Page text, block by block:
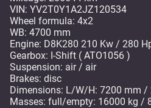
VIN: YV2T0Y1A2JZ120534
Wheel formula: 4x2
WB: 4700 mm
Engine: D8K280 210 Kw / 280
Gearbox: I-Shift ( ATO1056 )
Suspension: air / air
Brakes: disc
Dimensions: L/W/H: 7200 mm
Masses: full/empty: 16000 kg /